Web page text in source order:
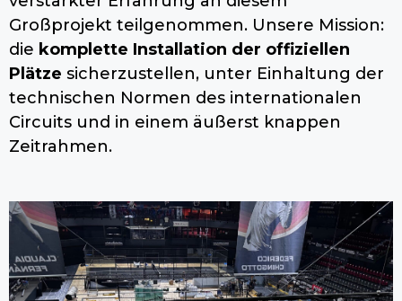
Großprojekt teilgenommen. Unsere Mission:
die komplette Installation der offiziellen
Plätze sicherzustellen, unter Einhaltung der
technischen Normen des internationalen
Circuits und in einem äußerst knappen
Zeitrahmen.